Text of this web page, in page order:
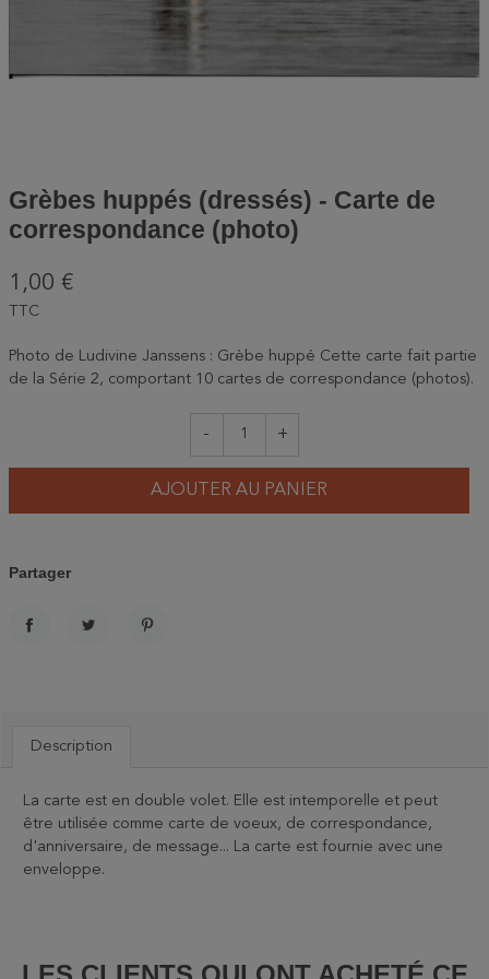
Grèbes huppés (dressés) - Carte de
correspondance (photo)
1,00 €
TTC
Photo de Ludivine Janssens : Grèbe huppé Cette carte fait partie
de la Série 2, comportant 10 cartes de correspondance (photos).
- +
AJOUTER AU PANIER
Partager
Description
La carte est en double volet. Elle est intemporelle et peut
être utilisée comme carte de voeux, de correspondance,
d'anniversaire, de message... La carte est fournie avec une
enveloppe.